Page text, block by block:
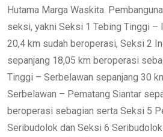
Hutama Marga Waskita.
seksi, yakni Seksi 1 Tebing Tinggi –
20,4 km sudah beroperasi, Seksi 2
sepanjang 18,05 km beroperasi
Tinggi – Serbelawan sepanjang 30
Serbelawan – Pematang Siantar
beroperasi sebagian serta Seksi 5
Seribudolok dan Seksi 6